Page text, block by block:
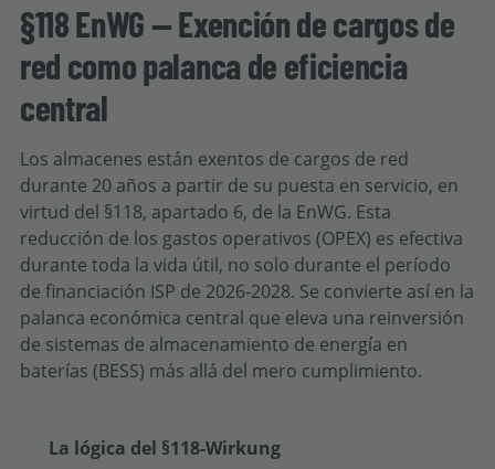
§118 EnWG — Exención de cargos de
red como palanca de eficiencia
central
Los almacenes están exentos de cargos de red
durante 20 años a partir de su puesta en servicio, en
virtud del §118, apartado 6, de la EnWG. Esta
reducción de los gastos operativos (OPEX) es efectiva
durante toda la vida útil, no solo durante el período
de financiación ISP de 2026-2028. Se convierte así en la
palanca económica central que eleva una reinversión
de sistemas de almacenamiento de energía en
baterías (BESS) más allá del mero cumplimiento.
La lógica del §118-Wirkung